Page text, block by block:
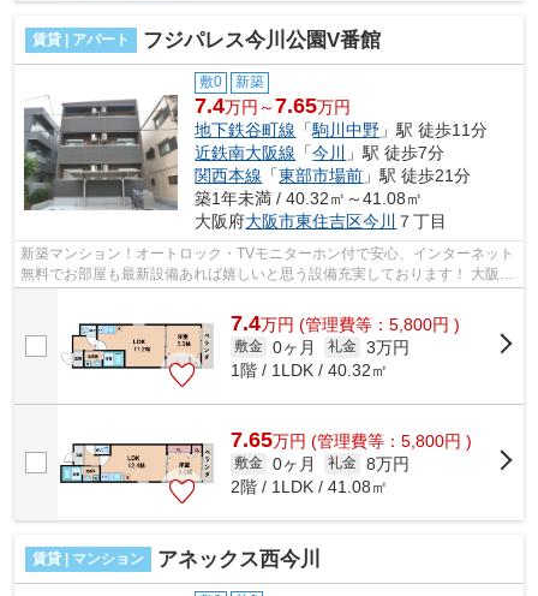
賃貸 | アパート フジパレス今川公園V番館
敷0 新築
7.4万円～7.65万円
地下鉄谷町線 「駒川中野 」駅 徒歩11分
近鉄南大阪線 「今川
」駅 徒歩7分
関西本線 「東部市場前 」駅 徒歩21分
築1年未満 / 40.32㎡～41.08㎡
大阪府大阪市東住吉区今川 ７丁目
新築マンション！オートロック・TVモニターホン付で安心、インターネット
無料でお部屋も最新設備あれば嬉しいと思う設備充実しております！ 大阪メ
7.4万円 (管理費等：5,800円 )
敷金 0ヶ月 礼金 3万円
1階 / 1LDK / 40.32㎡
7.65万円 (管理費等：5,800円 )
敷金 0ヶ月 礼金 8万円
2階 / 1LDK / 41.08㎡
賃貸 | マンション アネックス西今川